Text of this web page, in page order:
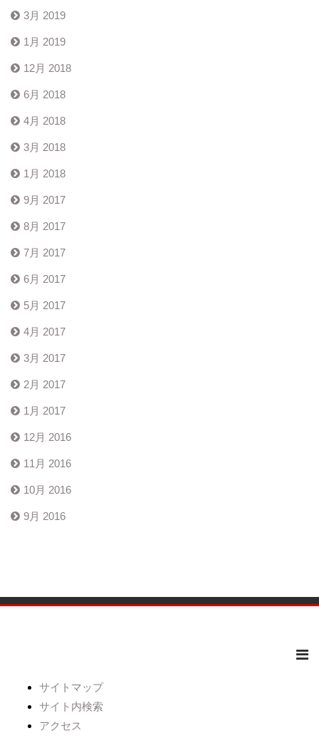
3月 2019
1月 2019
12月 2018
6月 2018
4月 2018
3月 2018
1月 2018
9月 2017
8月 2017
7月 2017
6月 2017
5月 2017
4月 2017
3月 2017
2月 2017
1月 2017
12月 2016
11月 2016
10月 2016
9月 2016
サイトマップ
サイト内検索
アクセス